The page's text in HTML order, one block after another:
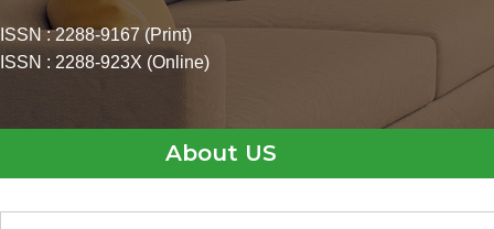
ISSN : 2288-9167 (Print)
ISSN : 2288-923X (Online)
About US